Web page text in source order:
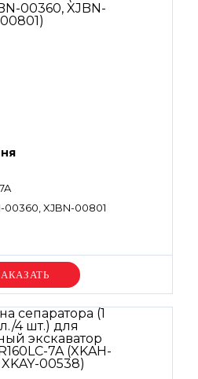
00360, XJBN-00801
цену